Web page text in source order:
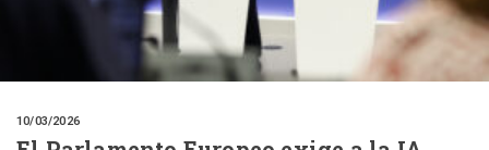
10/03/2026